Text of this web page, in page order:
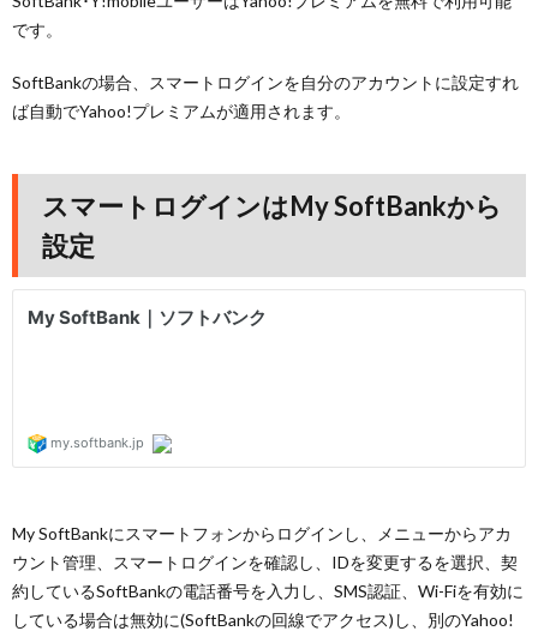
です。
SoftBankの場合、スマートログインを自分のアカウントに設定すれ
ば自動でYahoo!プレミアムが適用されます。
スマートログインはMy SoftBankから
設定
My SoftBankにスマートフォンからログインし、メニューからアカ
ウント管理、スマートログインを確認し、IDを変更するを選択、契
約しているSoftBankの電話番号を入力し、SMS認証、Wi-Fiを有効に
している場合は無効に(SoftBankの回線でアクセス)し、別のYahoo!